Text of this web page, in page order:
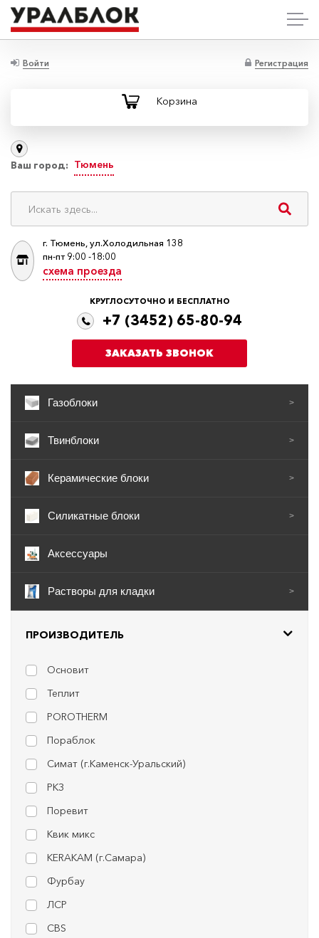
Войти Регистрация
Корзина
Ваш город: Тюмень
г. Тюмень, ул.Холодильная 138
пн-пт 9:00 -18:00
схема проезда
КРУГЛОСУТОЧНО И БЕСПЛАТНО
+7 (3452) 65-80-94
ЗАКАЗАТЬ ЗВОНОК
Газоблоки >
Твинблоки >
Керамические блоки >
Силикатные блоки >
Аксессуары
Растворы для кладки >
ПРОИЗВОДИТЕЛЬ
Основит
Теплит
POROTHERM
Пораблок
Симат (г.Каменск-Уральский)
РКЗ
Поревит
Квик микс
KERAKAM (г.Самара)
Фурбау
ЛСР
CBS